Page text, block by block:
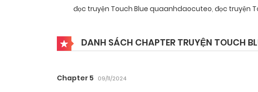
đọc truyện Touch Blue quaanhdaocuteo, đọc truyện
DANH SÁCH CHAPTER TRUYỆN TOUCH
Chapter 5 09/11/2024